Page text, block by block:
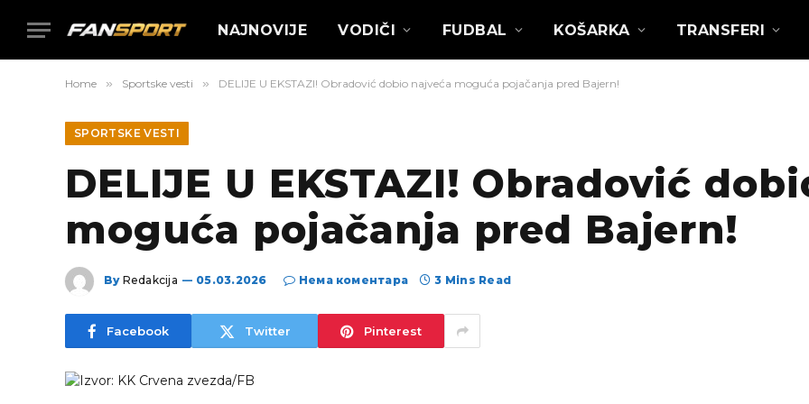
NAJNOVIJE VODIČI FUDBAL KOŠARKA TRANSFERI
Home » Sportske vesti » DELIJE U EKSTAZI! Obradović dobio najveća moguća pojačanja pred Bajern!
SPORTSKE VESTI
DELIJE U EKSTAZI! Obradović
moguća pojačanja pred Bajern!
By Redakcija 05.03.2026 Нема коментара 3 Mins Read
Facebook Twitter Pinterest